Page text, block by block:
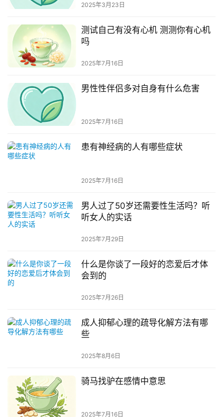
2025年3月23日
测试自己有没有心机 测测你有心机
吗
2025年7月16日
男性性伴侣多对自身有什么危害
2025年7月16日
患有神经病的人有哪些症状
2025年7月16日
男人过了50岁还需要性生活吗？听
听女人的实话
2025年7月29日
什么是你谈了一段好的恋爱后才体
会到的
2025年7月26日
成人抑郁心理的疏导化解方法有哪
些
2025年8月6日
骑马找驴在感情中意思
2025年7月16日